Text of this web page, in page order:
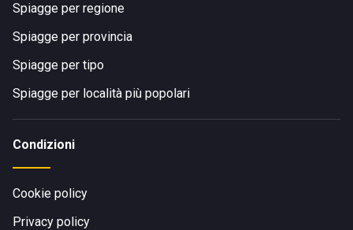
Spiagge per regione
Spiagge per provincia
Spiagge per tipo
Spiagge per località più popolari
Condizioni
Cookie policy
Privacy policy